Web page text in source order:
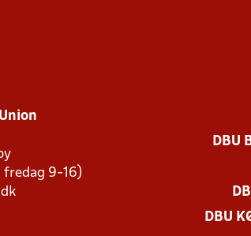
fredag 9-16)
DBU
DBU